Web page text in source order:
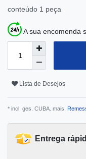
conteúdo 1 peça
A sua encomenda
Lista de Desejos
* incl. ges. CUBA. mais.
Entrega